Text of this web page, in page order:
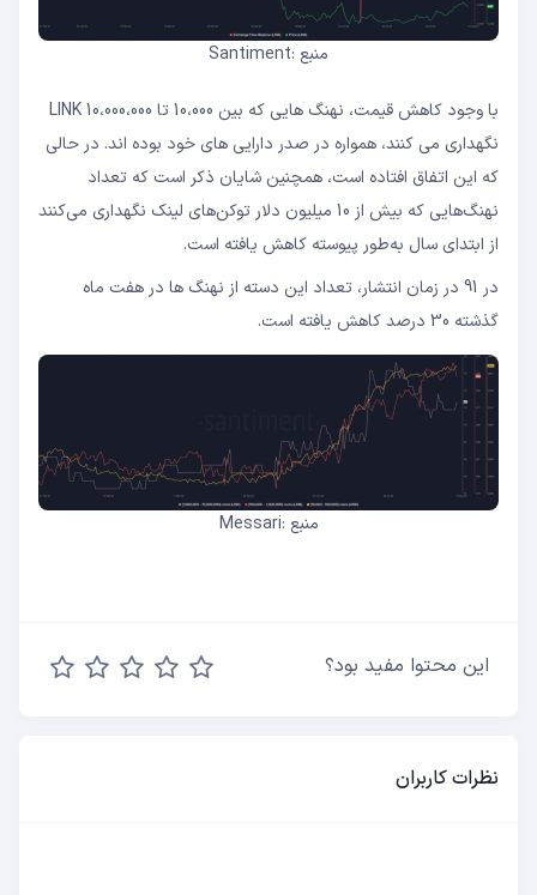
منبع :Santiment
با وجود کاهش قیمت، نهنگ هایی که بین 10،000 تا 10،000،000 LINK
نگهداری می کنند، همواره در صدر دارایی های خود بوده اند. در حالی
که این اتفاق افتاده است، همچنین شایان ذکر است که تعداد
نهنگ‌هایی که بیش از 10 میلیون دلار توکن‌های لینک نگهداری می‌کنند
از ابتدای سال به‌طور پیوسته کاهش یافته است.
در 91 در زمان انتشار، تعداد این دسته از نهنگ ها در هفت ماه
گذشته 30 درصد کاهش یافته است.
منبع :Messari
این محتوا مفید بود؟
نظرات کاربران